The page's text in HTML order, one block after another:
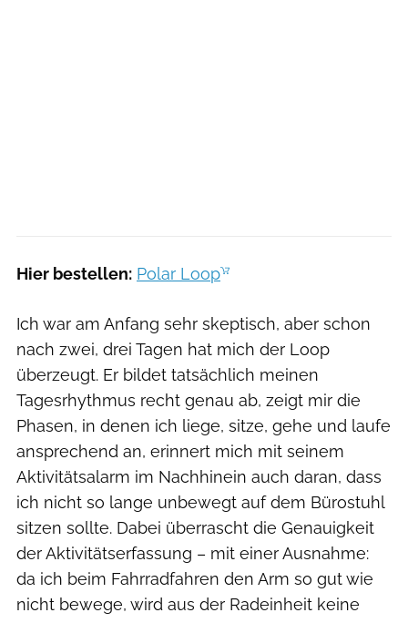
Hier bestellen: Polar Loop
Ich war am Anfang sehr skeptisch, aber schon
nach zwei, drei Tagen hat mich der Loop
überzeugt. Er bildet tatsächlich meinen
Tagesrhythmus recht genau ab, zeigt mir die
Phasen, in denen ich liege, sitze, gehe und laufe
ansprechend an, erinnert mich mit seinem
Aktivitätsalarm im Nachhinein auch daran, dass
ich nicht so lange unbewegt auf dem Bürostuhl
sitzen sollte. Dabei überrascht die Genauigkeit
der Aktivitätserfassung – mit einer Ausnahme:
da ich beim Fahrradfahren den Arm so gut wie
nicht bewege, wird aus der Radeinheit keine